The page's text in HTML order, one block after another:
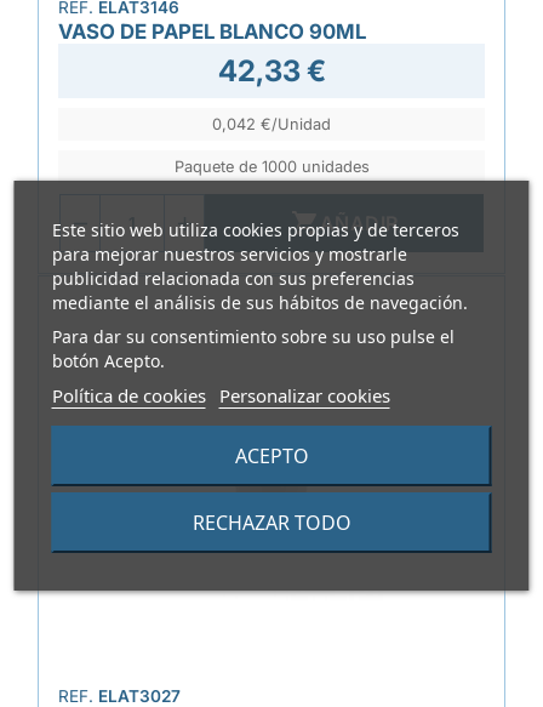
Este sitio web utiliza cookies propias y de terceros
para mejorar nuestros servicios y mostrarle
publicidad relacionada con sus preferencias
mediante el análisis de sus hábitos de navegación.
Para dar su consentimiento sobre su uso pulse el
botón Acepto.
Política de cookies Personalizar cookies
RECHAZAR TODO
ACEPTO
REF. ELAT3146
VASO DE PAPEL BLANCO 90ML
42,33 €
0,042 €/Unidad
Paquete de 1000 unidades
AÑADIR
REF. ELAT3027